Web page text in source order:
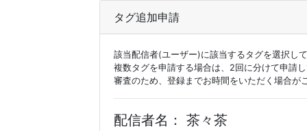
タグ追加申請
該当配信者(ユーザー)に該当するタグを選択し
複数タグを申請する場合は、2回に分けて申請
審査のため、登録までお時間をいただく場合が
配信者名： 茶々茶